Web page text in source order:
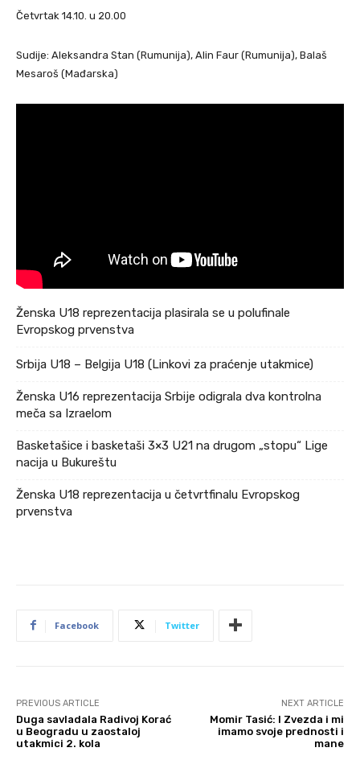
Četvrtak 14.10. u 20.00
Sudije: Aleksandra Stan (Rumunija), Alin Faur (Rumunija), Balaš
Mesaroš (Mađarska)
Ženska U18 reprezentacija plasirala se u polufinale
Evropskog prvenstva
Srbija U18 – Belgija U18 (Linkovi za praćenje utakmice)
Ženska U16 reprezentacija Srbije odigrala dva kontrolna
meča sa Izraelom
Basketašice i basketaši 3×3 U21 na drugom „stopu“ Lige
nacija u Bukureštu
Ženska U18 reprezentacija u četvrtfinalu Evropskog
prvenstva
Facebook Twitter
PREVIOUS ARTICLE
Duga savladala Radivoj Korać
u Beogradu u zaostaloj
utakmici 2. kola
NEXT ARTICLE
Momir Tasić: I Zvezda i mi
imamo svoje prednosti i
mane